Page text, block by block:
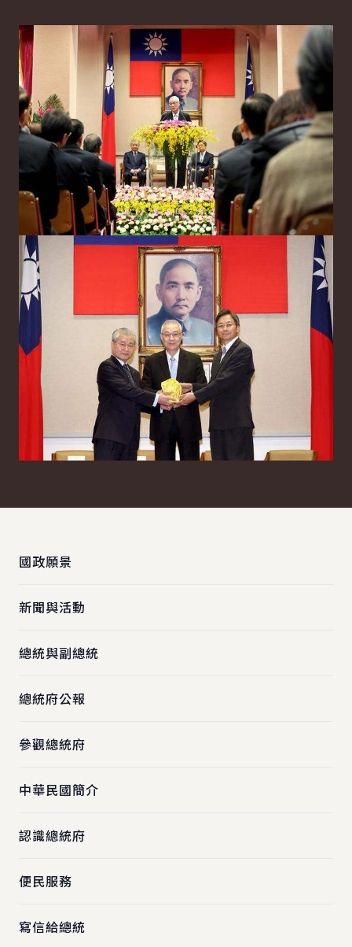
國政願景
新聞與活動
總統與副總統
總統府公報
參觀總統府
中華民國簡介
認識總統府
便民服務
寫信給總統